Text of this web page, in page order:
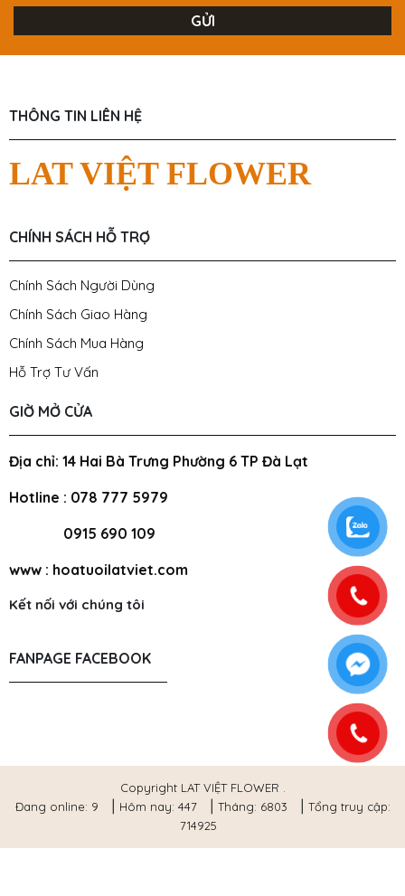
THÔNG TIN LIÊN HỆ
LAT VIỆT FLOWER
CHÍNH SÁCH HỖ TRỢ
Chính Sách Người Dùng
Chính Sách Giao Hàng
Chính Sách Mua Hàng
Hỗ Trợ Tư Vấn
GIỜ MỞ CỬA
Địa chỉ: 14 Hai Bà Trưng Phường 6 TP Đà Lạt
Hotline : 078 777 5979
0915 690 109
www : hoatuoilatviet.com
Kết nối với chúng tôi
FANPAGE FACEBOOK
Copyright LAT VIỆT FLOWER .
Đang online: 9
Hôm nay: 447 Tháng: 6803
Tổng truy cập:
714925